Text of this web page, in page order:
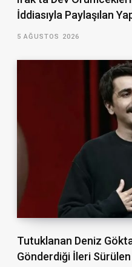
İddiasıyla Paylaşılan
5 AĞUSTOS 2026
Tutuklanan Deniz
Gönderdiği İleri